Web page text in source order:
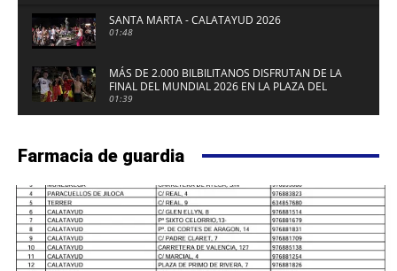
SANTA MARTA - CALATAYUD 2026
01:48
MÁS DE 2.000 BILBILITANOS DISFRUTAN DE LA
FINAL DEL MUNDIAL 2026 EN LA PLAZA DEL
FUERTE DE CALATAYUD
01:39
Farmacia de guardia